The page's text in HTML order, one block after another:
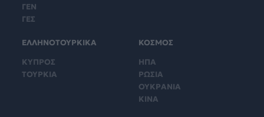
ΓΕΝ
ΓΕΣ
ΕΛΛΗΝΟΤΟΥΡΚΙΚΑ
ΚΥΠΡΟΣ
ΤΟΥΡΚΙΑ
ΚΟΣΜΟΣ
ΗΠΑ
ΡΩΣΙΑ
ΟΥΚΡΑΝΙΑ
ΚΙΝΑ